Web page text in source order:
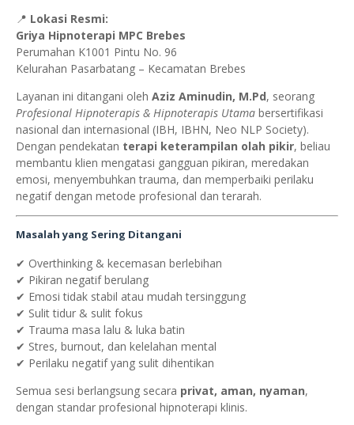
📍 Lokasi Resmi:
Griya Hipnoterapi MPC Brebes
Perumahan K1001 Pintu No. 96
Kelurahan Pasarbatang – Kecamatan Brebes
Layanan ini ditangani oleh Aziz Aminudin, M.Pd, seorang
Profesional Hipnoterapis & Hipnoterapis Utama bersertifikasi
nasional dan internasional (IBH, IBHN, Neo NLP Society).
Dengan pendekatan terapi keterampilan olah pikir, beliau
membantu klien mengatasi gangguan pikiran, meredakan
emosi, menyembuhkan trauma, dan memperbaiki perilaku
negatif dengan metode profesional dan terarah.
Masalah yang Sering Ditangani
✔ Overthinking & kecemasan berlebihan
✔ Pikiran negatif berulang
✔ Emosi tidak stabil atau mudah tersinggung
✔ Sulit tidur & sulit fokus
✔ Trauma masa lalu & luka batin
✔ Stres, burnout, dan kelelahan mental
✔ Perilaku negatif yang sulit dihentikan
Semua sesi berlangsung secara privat, aman, nyaman,
dengan standar profesional hipnoterapi klinis.